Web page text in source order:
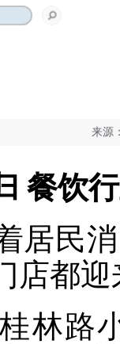
来源
饮行
民消
店都
路小